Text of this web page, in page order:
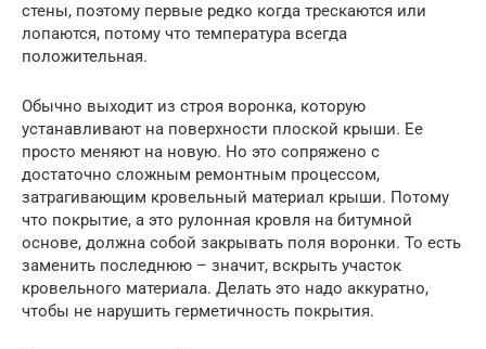
стены, поэтому первые редко когда трескаются или
лопаются, потому что температура всегда
положительная.
Обычно выходит из строя воронка, которую
устанавливают на поверхности плоской крыши. Ее
просто меняют на новую. Но это сопряжено с
достаточно сложным ремонтным процессом,
затрагивающим кровельный материал крыши. Потому
что покрытие, а это рулонная кровля на битумной
основе, должна собой закрывать поля воронки. То есть
заменить последнюю – значит, вскрыть участок
кровельного материала. Делать это надо аккуратно,
чтобы не нарушить герметичность покрытия.